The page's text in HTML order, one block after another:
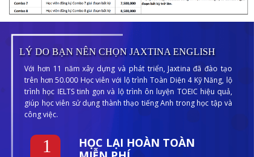
LÝ DO BẠN NÊN CHỌN JAXTINA ENGLISH
Với hơn 11 năm xây dựng và phát triển, Jaxtina đã đào tạo
trên hơn 50.000 Học viên với lộ trình Toàn Diện 4 Kỹ Năng, lộ
trình học IELTS tinh gọn và lộ trình ôn luyện TOEIC hiệu quả,
giúp học viên sử dụng thành thạo tiếng Anh trong học tập và
công việc.
HỌC LẠI HOÀN TOÀN
1